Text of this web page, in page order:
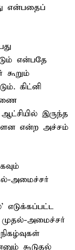
என்பதைப்
என்பதே
கூறும்
கிட்னி
இருந்த
என்ற அச்சம்
அமைச்சர்
முதல்-அமைச்சர்
கூடுதல்